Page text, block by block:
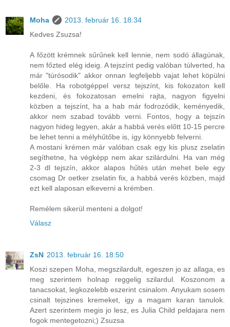
Moha
2013. február 16. 18:34
Kedves Zsuzsa!
A főzött krémnek sűrűnek kell lennie, nem sodó állagúnak,
nem főzted elég ideig. A tejszínt pedig valóban túlverted, ha
már "túrósodik" akkor onnan legfeljebb vajat lehet köpülni
belőle. Ha robotgéppel versz tejszínt, kis fokozaton kell
kezdeni, és fokozatosan emelni rajta, nagyon figyelni
közben a tejszínt, ha a hab már fodrozódik, keményedik,
akkor nem szabad tovább verni. Fontos, hogy a tejszín
nagyon hideg legyen, akár a habbá verés előtt 10-15 percre
be lehet tenni a mélyhűtőbe is, így könnyebb felverni.
A mostani krémen már valóban csak egy kis plusz zselatin
segíthetne, ha végképp nem akar szilárdulni. Ha van még
2-3 dl tejszín, akkor alapos hűtés után mehet bele egy
csomag Dr oetker zselatin fix, a habbá verés közben, majd
ezt kell alaposan elkeverni a krémben.
Remélem sikerül menteni a dolgot!
Válasz
ZsN 2013. február 16. 18:50
Koszi szepen Moha, megszilardult, egeszen jo az allaga, es
meg szerintem holnap reggelig szilardul. Koszonom a
tanacsokat, legkozelebb eszerint csinalom. Anyukam sosem
csinalt tejszines kremeket, igy a magam karan tanulok.
Azert szerintem megis jo lesz, es Julia Child peldajara nem
fogok mentegetozni;) Zsuzsa